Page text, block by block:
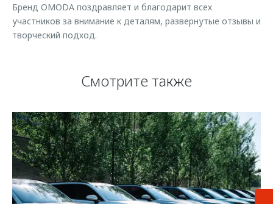
Бренд OMODA поздравляет и благодарит всех
участников за внимание к деталям, развернутые отзывы и
творческий подход.
Смотрите также